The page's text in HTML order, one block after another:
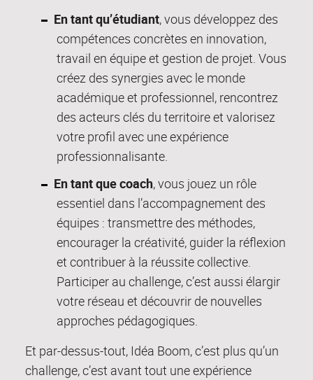
En tant qu’étudiant, vous développez des
compétences concrètes en innovation,
travail en équipe et gestion de projet. Vous
créez des synergies avec le monde
académique et professionnel, rencontrez
des acteurs clés du territoire et valorisez
votre profil avec une expérience
professionnalisante.
En tant que coach, vous jouez un rôle
essentiel dans l’accompagnement des
équipes : transmettre des méthodes,
encourager la créativité, guider la réflexion
et contribuer à la réussite collective.
Participer au challenge, c’est aussi élargir
votre réseau et découvrir de nouvelles
approches pédagogiques.
Et par-dessus-tout, Idéa Boom, c’est plus qu’un
challenge, c’est avant tout une expérience